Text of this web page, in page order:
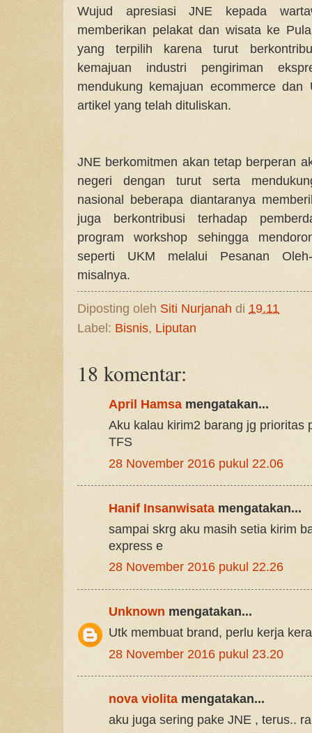
Wujud apresiasi JNE kepada
memberikan pelakat dan wisata ke
yang terpilih karena turut
kemajuan industri pengiriman
mendukung kemajuan ecommerce dan
artikel yang telah dituliskan.
JNE berkomitmen akan tetap berperan
negeri dengan turut serta
nasional beberapa diantaranya
juga berkontribusi terhadap
program workshop sehingga
seperti UKM melalui Pesanan
misalnya.
Diposting oleh Siti Nurjanah di 19.11
Label: Bisnis, Liputan
18 komentar:
April Hamsa mengatakan...
Aku kalau kirim2 barang jg prioritas
TFS
28 November 2016 pukul 22.06
Hanif Insanwisata mengatakan...
sampai skrg aku masih setia kirim
express e
28 November 2016 pukul 22.26
Unknown mengatakan...
Utk membuat brand, perlu kerja
28 November 2016 pukul 23.20
nova violita mengatakan...
aku juga sering pake JNE , terus..